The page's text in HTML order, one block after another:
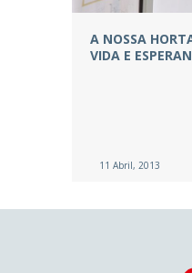
A NOSSA
VIDA E
11 Abril, 2013